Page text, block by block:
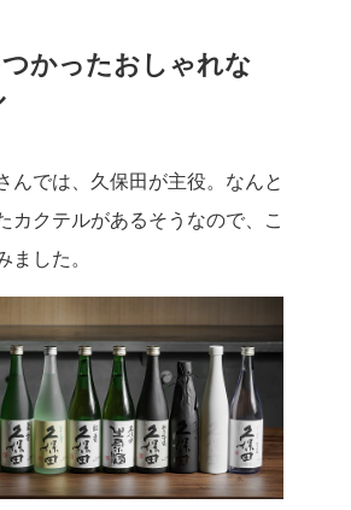
かったおしゃれな
んでは、久保田が主役。なんと
カクテルがあるそうなので、こ
ました。